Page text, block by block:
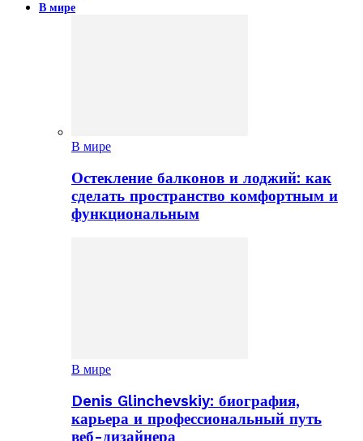
В мире
В мире
Остекление балконов и лоджий: как
сделать пространство комфортным и
функциональным
В мире
Denis Glinchevskiy: биография,
карьера и профессиональный путь
веб-дизайнера